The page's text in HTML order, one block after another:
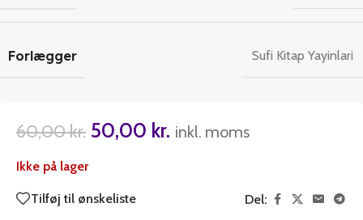
Forlægger Sufi Kitap Yayinlari
60,00kr. 50,00 kr. inkl. moms
Ikke på lager
Tilføj til ønskeliste Del: